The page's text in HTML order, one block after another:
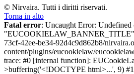
© Nirvaira. Tutti i diritti riservati.
Torna in alto
Fatal error: Uncaught Error: Undefined
"EUCOOKIELAW_BANNER_TITLE"
73cf-42ee-be34-92d4c9d862b8/
content/plugins/eucookielaw/
trace: #0 [internal function]:
>buffering('<!DOCTYPE html>...', 9)